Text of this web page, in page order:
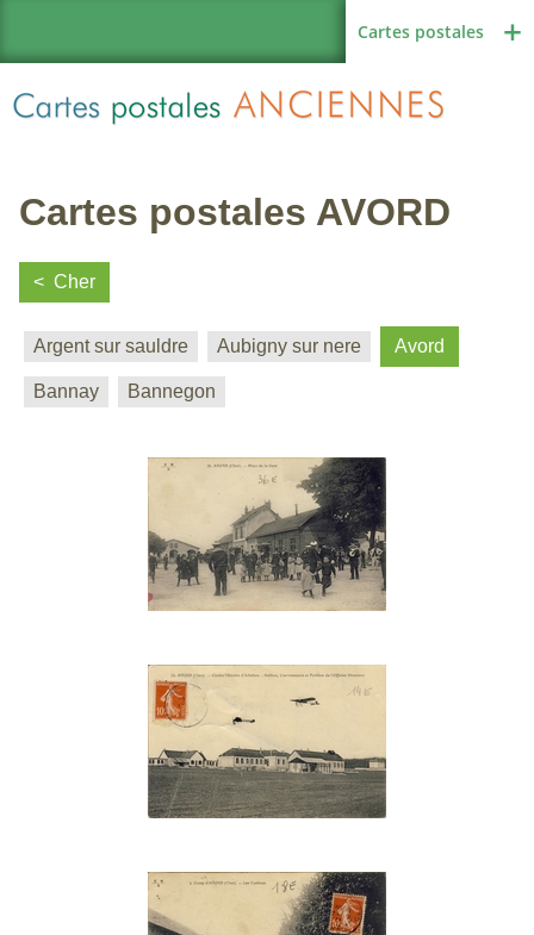
Cartes postales
Autres pays
Thèmes
Cartes postales AVORD
Cher
Argent sur sauldre Aubigny sur nere Avord
Bannay Bannegon